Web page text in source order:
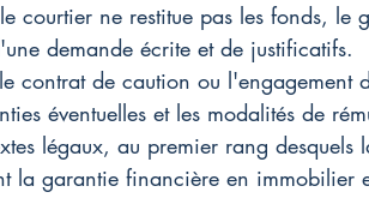
courtier ne restitue pas les fonds, le
demande écrite et de justificatifs.
contrat de caution ou l'engagement
éventuelles et les modalités de
légaux, au premier rang
la garantie financière en immobilier